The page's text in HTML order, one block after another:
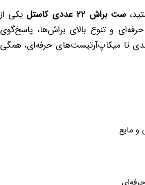
ست براش ۲۲ عددی کاستل
یکی از
و تنوع بالای براش‌ها، پاسخ‌گوی
تا میکاپ‌آرتیست‌های حرفه‌ای، همگی
و مایع